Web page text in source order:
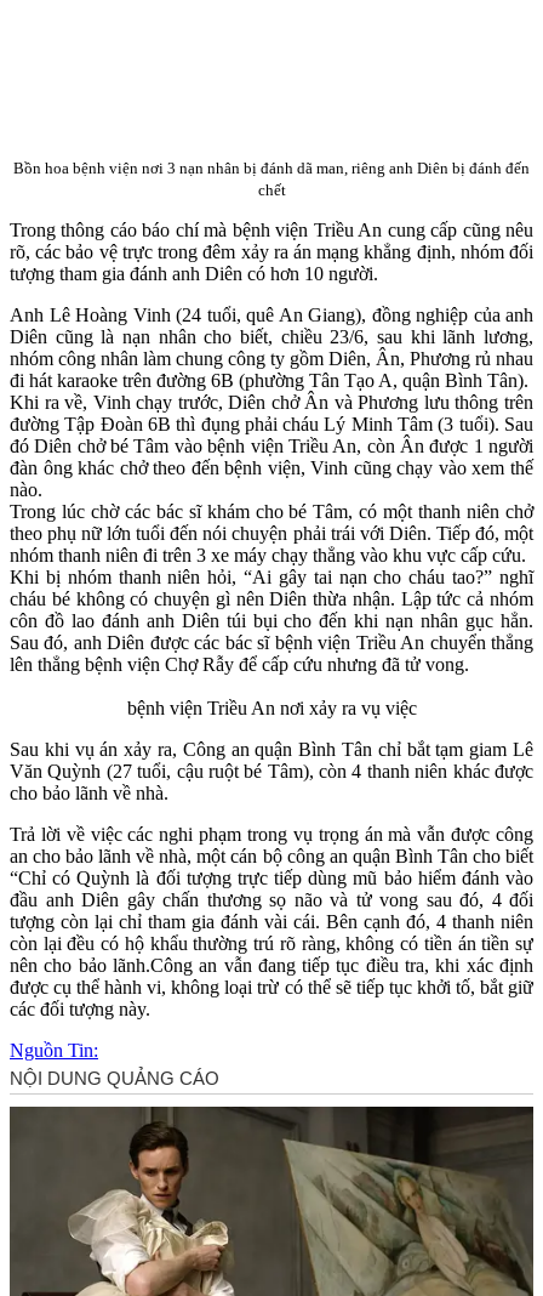
Bồn hoa bệnh viện nơi 3 nạn nhân bị đánh dã man, riêng anh Diên bị đánh đến
chết
Trong thông cáo báo chí mà bệnh viện Triều An cung cấp cũng nêu
rõ, các bảo vệ trực trong đêm xảy ra án mạng khẳng định, nhóm đối
tượng tham gia đánh anh Diên có hơn 10 người.
Anh Lê Hoàng Vinh (24 tuổi, quê An Giang), đồng nghiệp của anh
Diên cũng là nạn nhân cho biết, chiều 23/6, sau khi lãnh lương,
nhóm công nhân làm chung công ty gồm Diên, Ân, Phương rủ nhau
đi hát karaoke trên đường 6B (phường Tân Tạo A, quận Bình Tân).
Khi ra về, Vinh chạy trước, Diên chở Ân và Phương lưu thông trên
đường Tập Đoàn 6B thì đụng phải cháu Lý Minh Tâm (3 tuổi). Sau
đó Diên chở bé Tâm vào bệnh viện Triều An, còn Ân được 1 người
đàn ông khác chở theo đến bệnh viện, Vinh cũng chạy vào xem thế
nào.
Trong lúc chờ các bác sĩ khám cho bé Tâm, có một thanh niên chở
theo phụ nữ lớn tuổi đến nói chuyện phải trái với Diên. Tiếp đó, một
nhóm thanh niên đi trên 3 xe máy chạy thẳng vào khu vực cấp cứu.
Khi bị nhóm thanh niên hỏi, “Ai gây tai nạn cho cháu tao?” nghĩ
cháu bé không có chuyện gì nên Diên thừa nhận. Lập tức cả nhóm
côn đồ lao đánh anh Diên túi bụi cho đến khi nạn nhân gục hẳn.
Sau đó, anh Diên được các bác sĩ bệnh viện Triều An chuyển thẳng
lên thẳng bệnh viện Chợ Rẫy để cấp cứu nhưng đã t‌ử von‌g.
bệnh viện Triều An nơi xảy ra vụ việc
Sau khi vụ án xảy ra, Công an quận Bình Tân chỉ bắt tạm giam Lê
Văn Quỳnh (27 tuổi, cậu ruột bé Tâm), còn 4 thanh niên khác được
cho bảo lãnh về nhà.
Trả lời về việc các nghi phạm trong vụ trọng án mà vẫn được công
an cho bảo lãnh về nhà, một cán bộ công an quận Bình Tân cho biết
“Chỉ có Quỳnh là đối tượng trực tiếp dùng mũ bảo hiểm đánh vào
đầu anh Diên gây chấn thương sọ não và t‌ử von‌g sau đó, 4 đối
tượng còn lại chỉ tham gia đánh vài cái. Bên cạnh đó, 4 thanh niên
còn lại đều có hộ khẩu thường trú rõ ràng, không có tiền án tiền sự
nên cho bảo lãnh.Công an vẫn đang tiếp tục điều tra, khi xác định
được cụ thể hành vi, không loại trừ có thể sẽ tiếp tục khởi tố, bắt giữ
các đối tượng này.
Nguồn Tin: